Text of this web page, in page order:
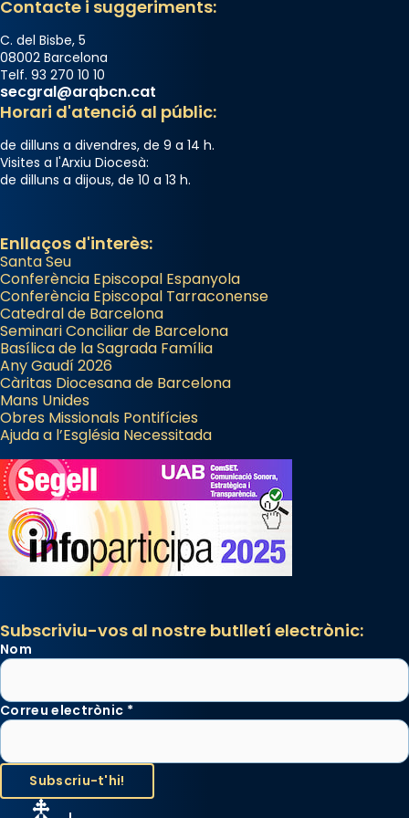
Contacte i suggeriments:
C. del Bisbe, 5
08002 Barcelona
Telf. 93 270 10 10
secgral@arqbcn.cat
Horari d'atenció al públic:
de dilluns a divendres, de 9 a 14 h.
Visites a l'Arxiu Diocesà:
de dilluns a dijous, de 10 a 13 h.
Enllaços d'interès:
Santa Seu
Conferència Episcopal Espanyola
Conferència Episcopal Tarraconense
Catedral de Barcelona
Seminari Conciliar de Barcelona
Basílica de la Sagrada Família
Any Gaudí 2026
Càritas Diocesana de Barcelona
Mans Unides
Obres Missionals Pontifícies
Ajuda a l’Església Necessitada
Subscriviu-vos al nostre butlletí electrònic:
Nom
Correu electrònic *